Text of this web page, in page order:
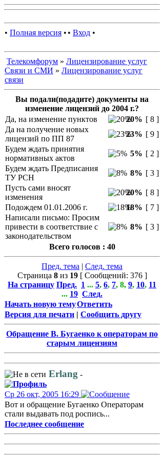
• Полная версия • • Вход •
Телекомфорум » Лицензирование услуг
Связи и СМИ » Лицензирование услуг
связи
Вы подали(подадите) документы на
изменение лицензий до 2004 г.?
Да, на изменение пунктов
20% [ 8 ]
Да на получение новых
лицензий по ПП 87
23% [ 9 ]
Будем ждать принятия
нормативных актов
5% [ 2 ]
Будем ждать Предписания
ТУ РСН
8% [ 3 ]
Пусть сами вносят
изменения
20% [ 8 ]
Подождем 01.01.2006 г.
18% [ 7 ]
Написали письмо: Просим
привести в соответствие с
законодательством
8% [ 3 ]
Всего голосов : 40
Пред. тема | След. тема
Страница 8из 19[ Сообщений: 376 ]
На страницу Пред. 1 ... 5, 6, 7, 8, 9, 10, 11
... 19 След.
Начать новую темуОтветить
Версия для печати | Сообщить другу
Обращение В. Бугаенко к операторам по
старым лицензиям
Erlang -
Ср 26 окт, 2005 16:29
Вот и обращение Бугаенко Операторам
стали выдавать под роспись...
Последнее сообщение